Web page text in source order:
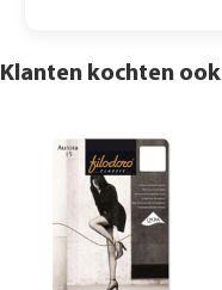
Klanten kochten ook